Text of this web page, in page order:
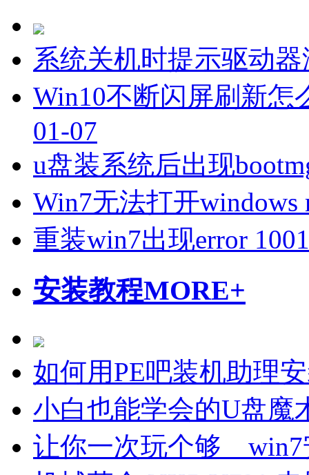
系统关机时提示驱动
Win10不断闪屏刷新怎
01-07
u盘装系统后出现
Win7无法打开windows
重装win7出现error
安装教程MORE+
如何用PE吧装机助理
小白也能学会的U盘魔
让你一次玩个够 win7